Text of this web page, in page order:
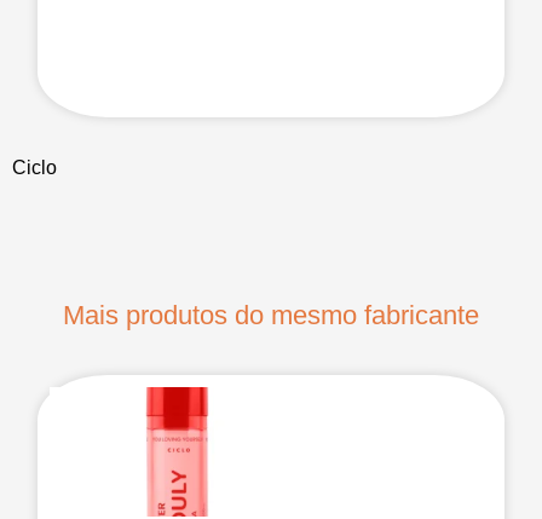
Ciclo
Mais produtos do mesmo fabricante